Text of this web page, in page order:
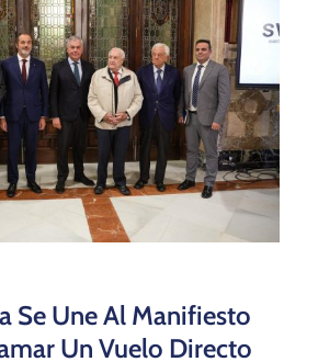
Se Une Al Manifiesto
Un Vuelo Directo